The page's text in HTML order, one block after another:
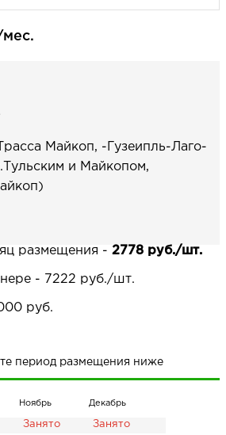
город
НАМ
Майкоп, -Гузеипль-Лаго-
и Майкопом,
размещения - 2778 руб./шт.
- 7222 руб./шт.
руб.
период размещения ниже
Ноябрь Декабрь